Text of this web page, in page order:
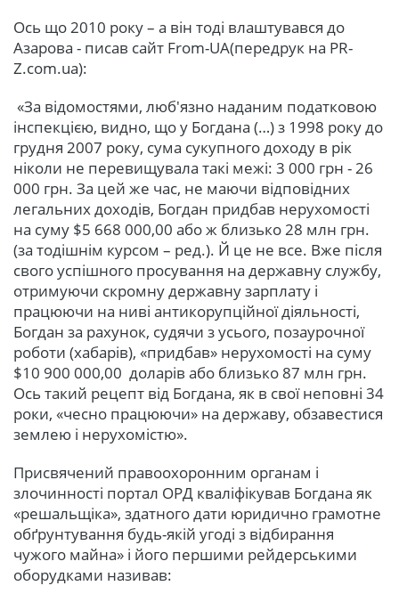
Ось що 2010 року – а він тоді влаштувався до
Азарова - писав сайт From-UA(передрук на PR-
Z.com.ua):
«За відомостями, люб'язно наданим податковою
інспекцією, видно, що у Богдана (…) з 1998 року до
грудня 2007 року, сума сукупного доходу в рік
ніколи не перевищувала такі межі: 3 000 грн - 26
000 грн. За цей же час, не маючи відповідних
легальних доходів, Богдан придбав нерухомості
на суму $5 668 000,00 або ж близько 28 млн грн.
(за тодішнім курсом – ред.). Й це не все. Вже після
свого успішного просування на державну службу,
отримуючи скромну державну зарплату і
працюючи на ниві антикорупційної діяльності,
Богдан за рахунок, судячи з усього, позаурочної
роботи (хабарів), «придбав» нерухомості на суму
$10 900 000,00 доларів або близько 87 млн грн.
Ось такий рецепт від Богдана, як в свої неповні 34
роки, «чесно працюючи» на державу, обзавестися
землею і нерухомістю».
Присвячений правоохоронним органам і
злочинності портал ОРД кваліфікував Богдана як
«решальщіка», здатного дати юридично грамотне
обґрунтування будь-якій угоді з відбирання
чужого майна» і його першими рейдерськими
оборудками називав: